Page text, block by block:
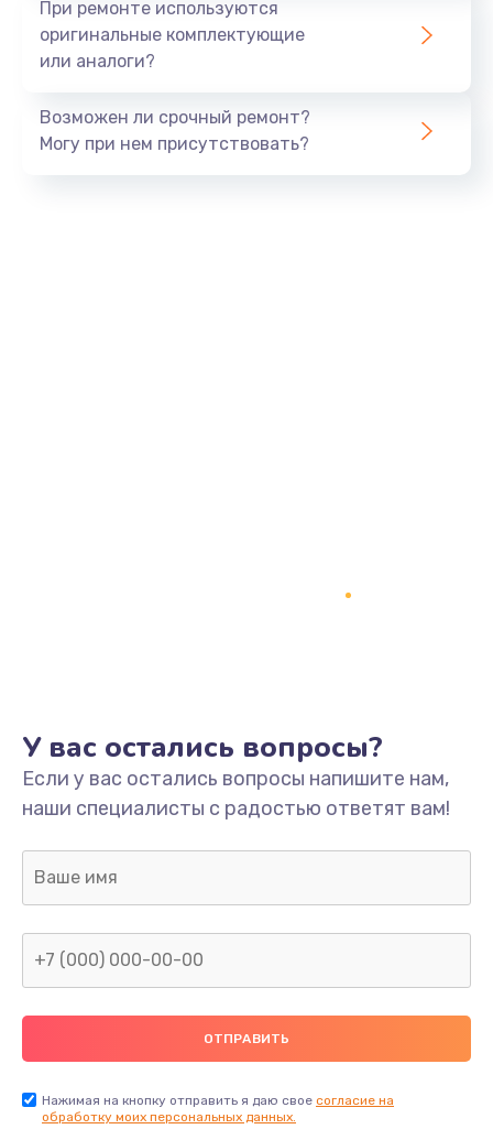
При ремонте используются
оригинальные комплектующие
или аналоги?
Возможен ли срочный ремонт?
Могу при нем присутствовать?
У вас остались вопросы?
Если у вас остались вопросы напишите нам,
наши специалисты с радостью ответят вам!
Нажимая на кнопку отправить я даю свое согласие на
обработку моих персональных данных.